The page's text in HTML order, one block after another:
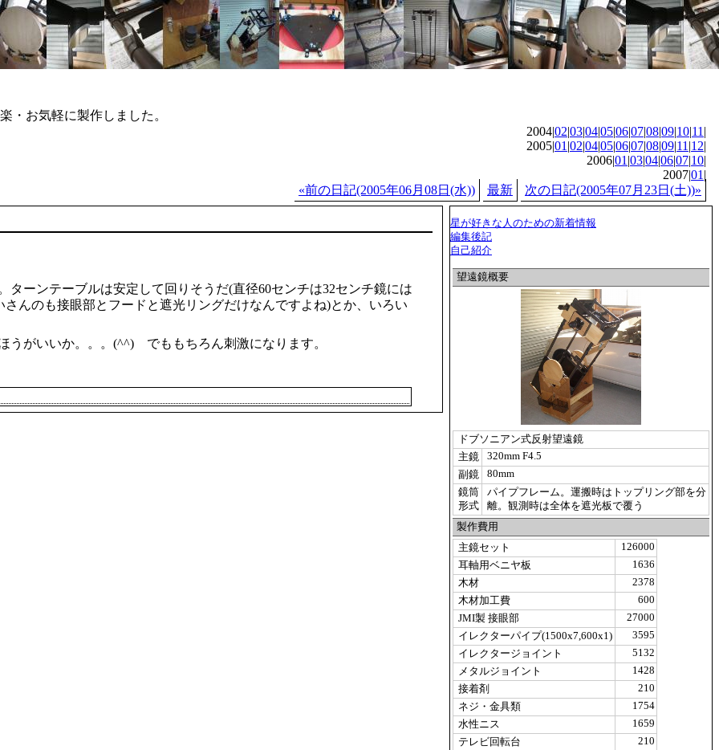
・お気軽に製作しました。
2004|02|03|04|05|06|07|08|09|10|11 |
2005|01 |02|04|05|06|07|08|09|11 |12|
2006|01 |03|04|06|07|10|
2007|01 |
«前の日記(2005年06月08日(水))
最新 次の日記(2005年07月23日(土))»
ーンテーブルは安定して回りそうだ(直径60センチは32センチ鏡には
んのも接眼部とフードと遮光リングだけなんですよね)とか、いろい
うがいいか。。。(^^) でももちろん刺激になります。
星が好きな人のための新着情報
編集後記
自己紹介
望遠鏡概要
ドブソニアン式反射望遠鏡
主鏡
320mm F4.5
副鏡
80mm
鏡筒
形式
パイプフレーム。運搬時はトップリング部を分
離。観測時は全体を遮光板で覆う
製作費用
主鏡セット
126000
耳軸用ベニヤ板
1636
木材
2378
木材加工費
600
JMI製 接眼部
27000
イレクターパイプ(1500x7,600x1)
3595
イレクタージョイント
5132
メタルジョイント
1428
接着剤
210
ネジ・金具類
1754
水性ニス
1659
テレビ回転台
210